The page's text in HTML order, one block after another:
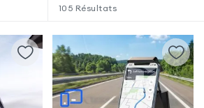
105 Résultats